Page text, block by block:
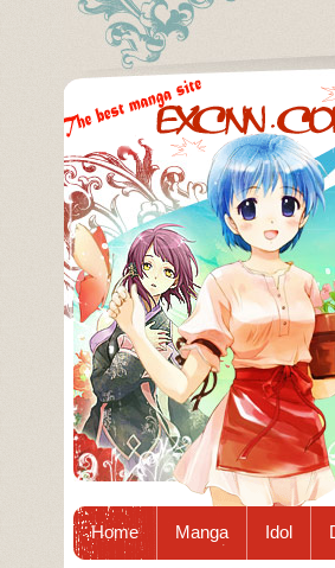
Excnn.com - Manga raw
Home Manga Idol